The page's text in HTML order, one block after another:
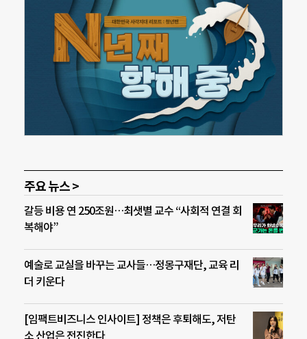
주요 뉴스 >
갈등 비용 연 250조원…최샛별 교수 “사회적 연결 회
복해야”
예술로 교실을 바꾸는 교사들…정몽구재단, 교육 리
더 키운다
[임팩트비즈니스 인사이트] 정책은 후퇴해도, 저탄
소 산업은 전진한다